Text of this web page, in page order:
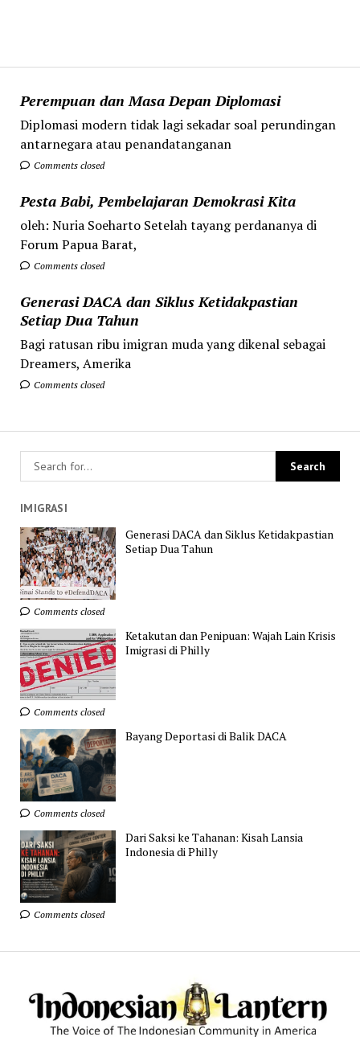
Perempuan dan Masa Depan Diplomasi
Diplomasi modern tidak lagi sekadar soal perundingan
antarnegara atau penandatanganan
Comments closed
Pesta Babi, Pembelajaran Demokrasi Kita
oleh: Nuria Soeharto Setelah tayang perdananya di
Forum Papua Barat,
Comments closed
Generasi DACA dan Siklus Ketidakpastian
Setiap Dua Tahun
Bagi ratusan ribu imigran muda yang dikenal sebagai
Dreamers, Amerika
Comments closed
IMIGRASI
Generasi DACA dan Siklus Ketidakpastian
Setiap Dua Tahun
Comments closed
Ketakutan dan Penipuan: Wajah Lain Krisis
Imigrasi di Philly
Comments closed
Bayang Deportasi di Balik DACA
Comments closed
Dari Saksi ke Tahanan: Kisah Lansia
Indonesia di Philly
Comments closed